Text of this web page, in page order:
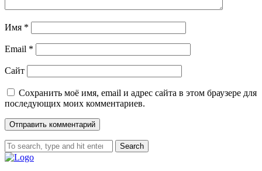
Имя *
Email *
Сайт
Сохранить моё имя, email и адрес сайта в этом браузере для
последующих моих комментариев.
Search